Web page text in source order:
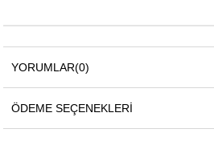
YORUMLAR(0)
ÖDEME SEÇENEKLERI